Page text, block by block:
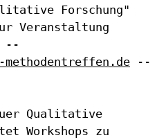
Forschung"
Veranstaltung
--
--
Qualitative
Workshops zu